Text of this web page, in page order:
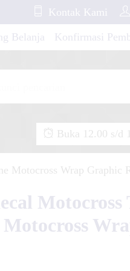
Kontak Kami
Belanja Konfirmasi
Buka 12.00 s/d
Motocross Wrap Graphic
Motocross